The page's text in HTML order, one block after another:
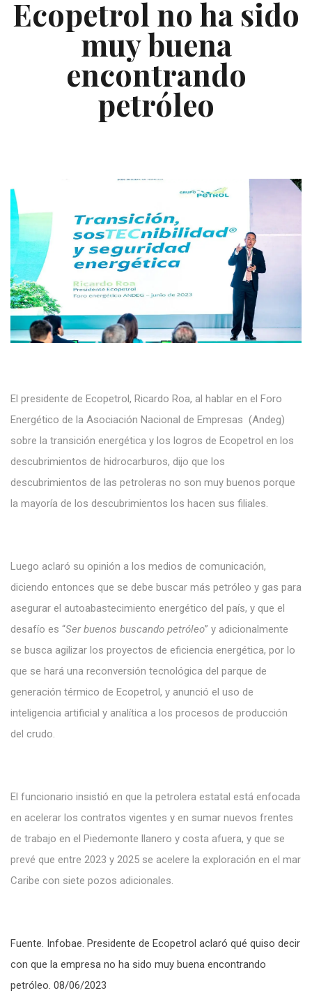
Ecopetrol no ha sido
muy buena
encontrando
petróleo
El presidente de Ecopetrol, Ricardo Roa, al hablar en el Foro
Energético de la Asociación Nacional de Empresas (Andeg)
sobre la transición energética y los logros de Ecopetrol en los
descubrimientos de hidrocarburos, dijo que los
descubrimientos de las petroleras no son muy buenos porque
la mayoría de los descubrimientos los hacen sus filiales.
Luego aclaró su opinión a los medios de comunicación,
diciendo entonces que se debe buscar más petróleo y gas para
asegurar el autoabastecimiento energético del país, y que el
desafío es “Ser buenos buscando petróleo” y adicionalmente
se busca agilizar los proyectos de eficiencia energética, por lo
que se hará una reconversión tecnológica del parque de
generación térmico de Ecopetrol, y anunció el uso de
inteligencia artificial y analítica a los procesos de producción
del crudo.
El funcionario insistió en que la petrolera estatal está enfocada
en acelerar los contratos vigentes y en sumar nuevos frentes
de trabajo en el Piedemonte llanero y costa afuera, y que se
prevé que entre 2023 y 2025 se acelere la exploración en el mar
Caribe con siete pozos adicionales.
Fuente. Infobae. Presidente de Ecopetrol aclaró qué quiso decir
con que la empresa no ha sido muy buena encontrando
petróleo. 08/06/2023